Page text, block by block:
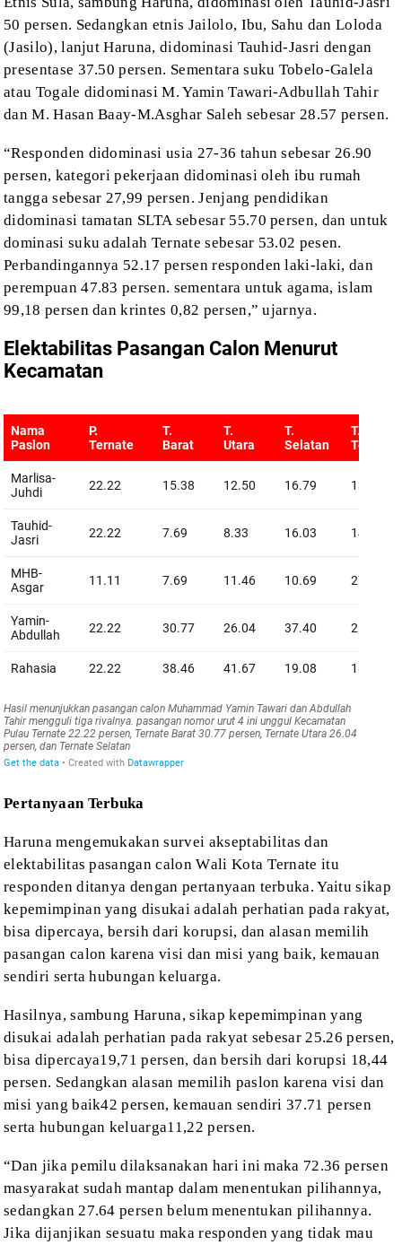
50 persen. Sedangkan etnis Jailolo, Ibu, Sahu dan Loloda
(Jasilo), lanjut Haruna, didominasi Tauhid-Jasri dengan
presentase 37.50 persen. Sementara suku Tobelo-Galela
atau Togale didominasi M. Yamin Tawari-Adbullah Tahir
dan M. Hasan Baay-M.Asghar Saleh sebesar 28.57 persen.
“Responden didominasi usia 27-36 tahun sebesar 26.90
persen, kategori pekerjaan didominasi oleh ibu rumah
tangga sebesar 27,99 persen. Jenjang pendidikan
didominasi tamatan SLTA sebesar 55.70 persen, dan untuk
dominasi suku adalah Ternate sebesar 53.02 pesen.
Perbandingannya 52.17 persen responden laki-laki, dan
perempuan 47.83 persen. sementara untuk agama, islam
99,18 persen dan krintes 0,82 persen,” ujarnya.
Pertanyaan Terbuka
Haruna mengemukakansurvei akseptabilitas dan
elektabilitas pasangan calonWali Kota Ternate itu
responden ditanya dengan pertanyaan terbuka. Yaitusikap
kepemimpinan yang disukai adalah perhatian pada rakyat,
bisa dipercaya,bersih dari korupsi, danalasan memilih
pasangan calon karena visi dan misi yang baik, kemauan
sendiri serta hubungan keluarga.
Hasilnya, sambung Haruna,sikap kepemimpinan yang
disukai adalah perhatian pada rakyat sebesar 25.26 persen,
bisa dipercaya19,71 persen, dan bersih dari korupsi 18,44
persen. Sedangkan alasan memilih paslon karena visi dan
misi yang baik42 persen, kemauan sendiri 37.71 persen
serta hubungan keluarga11,22 persen.
“Dan jika pemilu dilaksanakan hari ini maka 72.36 persen
masyarakat sudah mantap dalam menentukan pilihannya,
sedangkan 27.64 persen belum menentukan pilihannya.
Jika dijanjikan sesuatu maka responden yang tidak mau